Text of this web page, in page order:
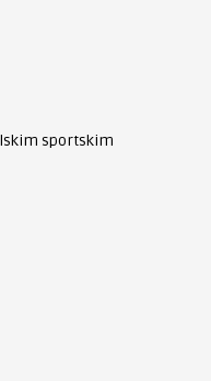
sportskim